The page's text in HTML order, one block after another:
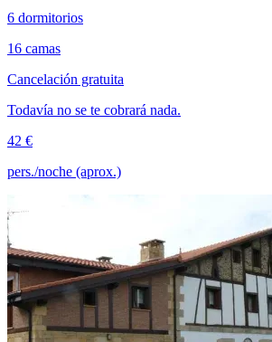
6 dormitorios
16 camas
Cancelación gratuita
Todavía no se te cobrará nada.
42 €
pers./noche (aprox.)